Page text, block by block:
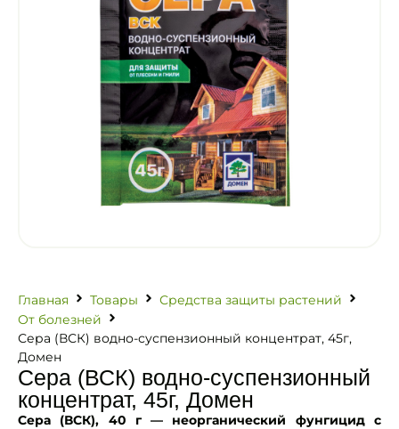
Главная Товары
Средства защиты растений
От болезней
Сера (ВСК) водно-суспензионный концентрат, 45г,
Домен
Сера (ВСК) водно-суспензионный
концентрат, 45г, Домен
Сера (ВСК), 40 г — неорганический фунгицид с